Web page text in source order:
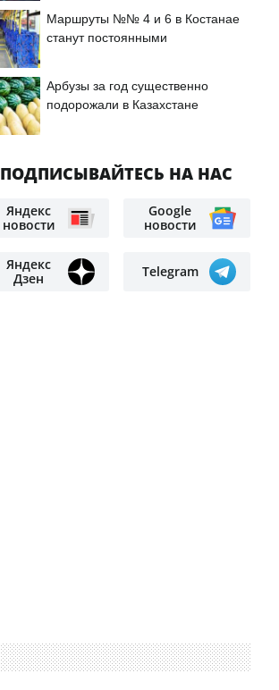
Маршруты №№ 4 и 6 в Костанае
станут постоянными
Арбузы за год существенно
подорожали в Казахстане
ПОДПИСЫВАЙТЕСЬ НА НАС
Яндекс
новости
Google
новости
Яндекс
Дзен
Telegram